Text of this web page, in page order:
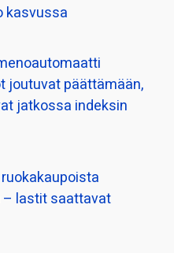
kasvussa
joutuvat päättämään,
jatkossa indeksin
lastit saattavat